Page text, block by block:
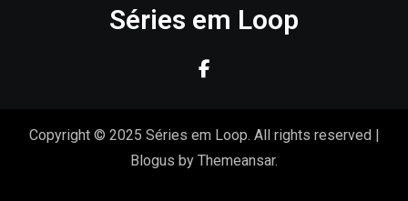
Séries em Loop
Copyright © 2025 Séries em Loop. All rights reserved |
Blogus by Themeansar.